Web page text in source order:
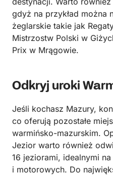
gdyż na przykład można
żeglarskie takie jak
Mistrzostw Polski w
Prix w Mrągowie.
Odkryj uroki
Jeśli kochasz Mazury,
co oferują pozostałe
warmińsko-mazurskim.
Jezior warto również
16 jeziorami, idealnymi
i motorowych. Do